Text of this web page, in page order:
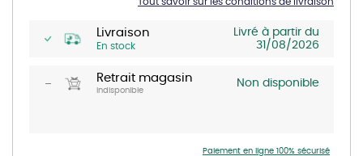
Livraison
En stock
Livré à partir du
31/08/2026
Retrait magasin
Indisponible
Non disponible
Paiement en ligne 100% sécurisé